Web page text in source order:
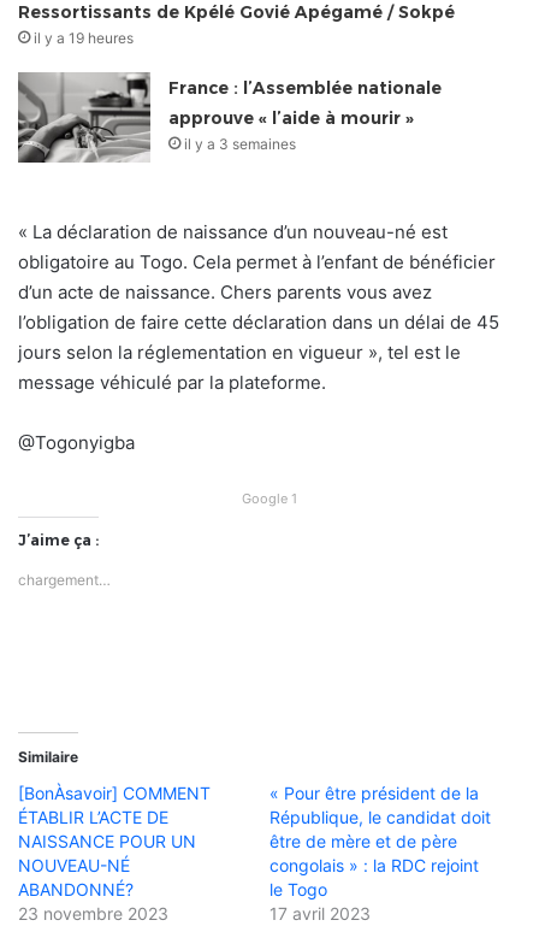
Ressortissants de Kpélé Govié Apégamé / Sokpé
il y a 19 heures
France : l’Assemblée nationale
approuve « l’aide à mourir »
il y a 3 semaines
« La déclaration de naissance d’un nouveau-né est
obligatoire au Togo. Cela permet à l’enfant de bénéficier
d’un acte de naissance. Chers parents vous avez
l’obligation de faire cette déclaration dans un délai de 45
jours selon la réglementation en vigueur », tel est le
message véhiculé par la plateforme.
@Togonyigba
Google 1
J’aime ça :
chargement…
Similaire
[BonÀsavoir] COMMENT
ÉTABLIR L’ACTE DE
NAISSANCE POUR UN
NOUVEAU-NÉ
ABANDONNÉ?
23 novembre 2023
« Pour être président de la
République, le candidat doit
être de mère et de père
congolais » : la RDC rejoint
le Togo
17 avril 2023